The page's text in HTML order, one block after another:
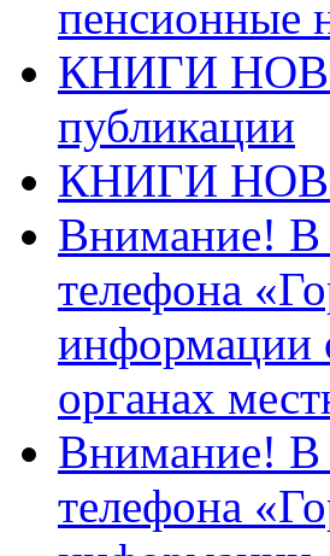
пенсионные
КНИГИ
публикации
КНИГИ
Внимание! В
телефона
информации
органах
Внимание! В
телефона